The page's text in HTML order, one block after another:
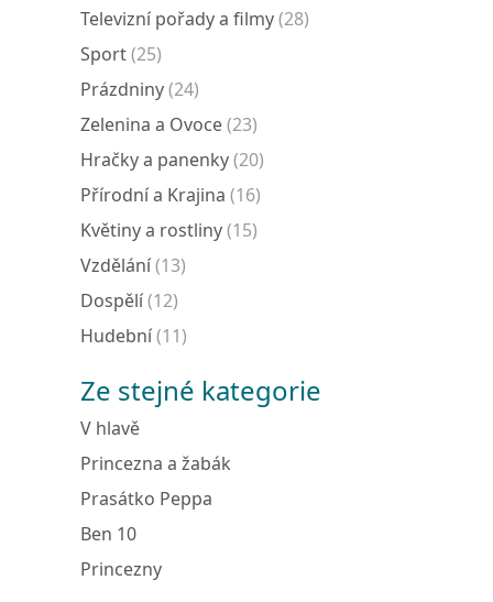
Televizní pořady a filmy(28)
Sport(25)
Prázdniny(24)
Zelenina a Ovoce(23)
Hračky a panenky(20)
Přírodní a Krajina (16)
Květiny a rostliny(15)
Vzdělání(13)
Dospělí(12)
Hudební(11)
Ze stejné kategorie
V hlavě
Princezna a žabák
Prasátko Peppa
Ben 10
Princezny